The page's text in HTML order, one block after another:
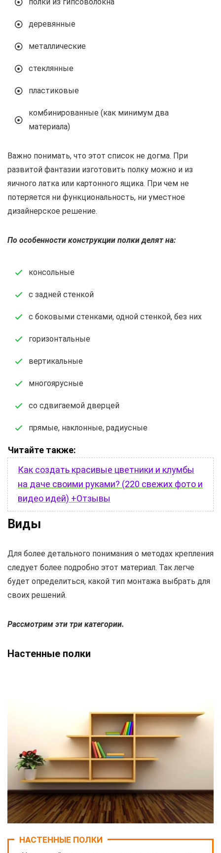
деревянные
металлические
стеклянные
пластиковые
комбинированные (как минимум два
материала)
Важно понимать, что этот список не догма. При
развитой фантазии изготовить полку можно и из
яичного латка или картонного ящика. При чем не
потеряется ни функциональность, ни уместное
дизайнерское решение.
По особенности конструкции полки делят на:
консольные
с задней стенкой
с боковыми стенками, одной стенкой, без них
горизонтальные
вертикальные
многоярусные
со сдвигаемой дверцей
прямые, наклонные, радиусные
Читайте также:
Как создать красивые цветники и клумбы
на даче своими руками? (220 свежих фото и
видео идей) +Отзывы
Виды
Для более детального понимания о методах крепления
следует более подробно этот материал. Так легче
будет определиться, какой тип монтажа выбрать для
своих решений.
Рассмотрим эти три категории.
Настенные полки
НАСТЕННЫЕ ПОЛКИ